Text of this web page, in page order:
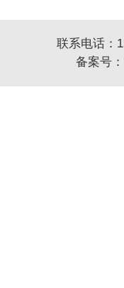
联系电话：
备案号：